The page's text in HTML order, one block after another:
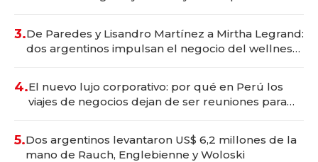
3.De Paredes y Lisandro Martínez a Mirtha Legrand:
dos argentinos impulsan el negocio del wellness
4.El nuevo lujo corporativo: por qué en Perú los
viajes de negocios dejan de ser reuniones para
5.Dos argentinos levantaron US$ 6,2 millones de la
mano de Rauch, Englebienne y Woloski